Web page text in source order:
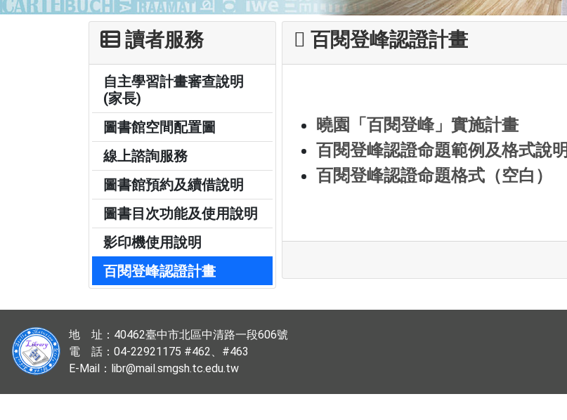
讀者服務
自主學習計畫審查說明
(家長)
圖書館空間配置圖
線上諮詢服務
圖書館預約及續借說明
圖書目次功能及使用說明
影印機使用說明
百閱登峰認證計畫
百閱登峰認證計畫
曉園「百閱登峰」實施計畫
百閱登峰認證命題範例及格式說明
百閱登峰認證命題格式（空白）
地 址：40462臺中市北區中清路一段606號
電 話：04-22921175 #462、#463
E-Mail：libr@mail.smgsh.tc.edu.tw